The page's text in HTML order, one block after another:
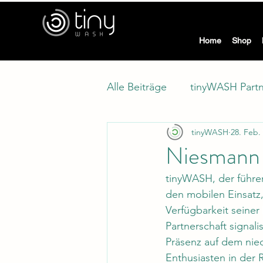
Home Shop
Alle Beiträge tinyWASH
ModellwechseltinyWASH 28. Feb.
tinyWASH, der
den mobilen
Verfügbarkeit
Partnerschaft
Präsenz auf dem
Enthusiasten in der